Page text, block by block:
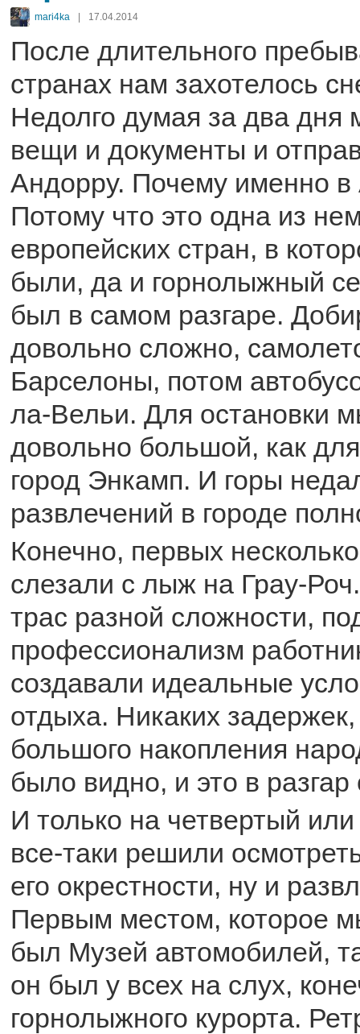
mari4ka | 17.04.2014
После длительного
странах нам захотелось
Недолго думая за два дня
вещи и документы и
Андорру. Почему именно в
Потому что это одна из
европейских стран, в
были, да и горнолыжный
был в самом разгаре.
довольно сложно,
Барселоны, потом
ла-Вельи. Для остановки
довольно большой, как
город Энкамп. И горы
развлечений в городе
Конечно, первых
слезали с лыж на Грау-
трас разной сложности,
профессионализм
создавали идеальные
отдыха. Никаких
большого накопления
было видно, и это в разгар
И только на четвертый
все-таки решили
его окрестности, ну и
Первым местом, которое
был Музей автомобилей,
он был у всех на слух,
горнолыжного курорта.